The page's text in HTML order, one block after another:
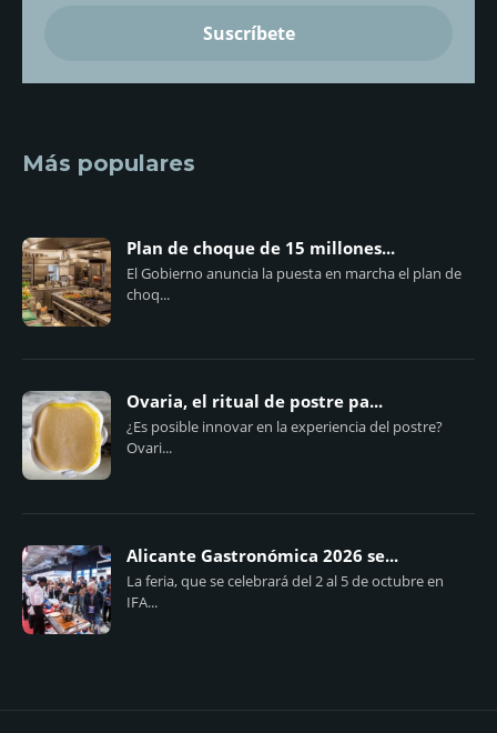
Más populares
Plan de choque de 15 millones...
El Gobierno anuncia la puesta en marcha el plan de
choq...
Ovaria, el ritual de postre pa...
¿Es posible innovar en la experiencia del postre?
Ovari...
Alicante Gastronómica 2026 se...
La feria, que se celebrará del 2 al 5 de octubre en
IFA...